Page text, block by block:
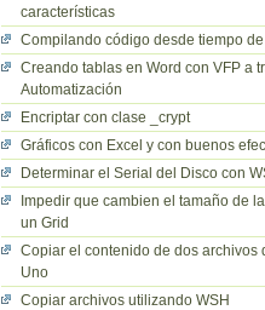
características
Compilando código desde tiempo
Creando tablas en Word con VFP a
Automatización
Encriptar con clase _crypt
Gráficos con Excel y con buenos
Determinar el Serial del Disco con
Impedir que cambien el tamaño de
un Grid
Copiar el contenido de dos archivos
Uno
Copiar archivos utilizando WSH